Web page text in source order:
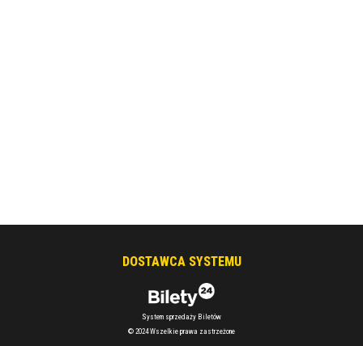
DOSTAWCA SYSTEMU
System sprzedaży Biletów
© 2024 Wszelkie prawa zastrzeżone